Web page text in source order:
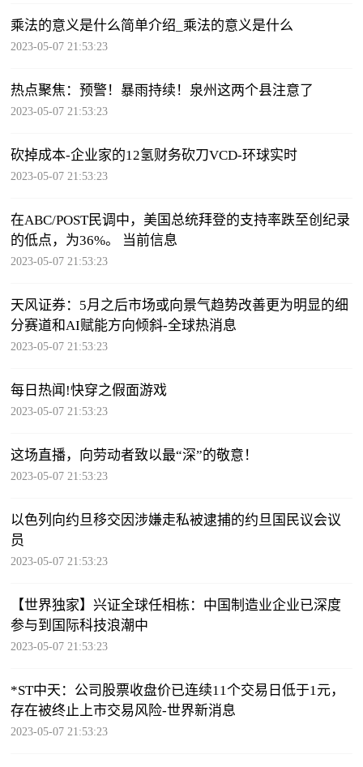
乘法的意义是什么简单介绍_乘法的意义是什么
2023-05-07 21:53:23
热点聚焦：预警！暴雨持续！泉州这两个县注意了
2023-05-07 21:53:23
砍掉成本-企业家的12氢财务砍刀VCD-环球实时
2023-05-07 21:53:23
在ABC/POST民调中，美国总统拜登的支持率跌至创纪录
的低点，为36%。 当前信息
2023-05-07 21:53:23
天风证券：5月之后市场或向景气趋势改善更为明显的细
分赛道和AI赋能方向倾斜-全球热消息
2023-05-07 21:53:23
每日热闻!快穿之假面游戏
2023-05-07 21:53:23
这场直播，向劳动者致以最“深”的敬意！
2023-05-07 21:53:23
以色列向约旦移交因涉嫌走私被逮捕的约旦国民议会议
员
2023-05-07 21:53:23
【世界独家】兴证全球任相栋：中国制造业企业已深度
参与到国际科技浪潮中
2023-05-07 21:53:23
*ST中天：公司股票收盘价已连续11个交易日低于1元，
存在被终止上市交易风险-世界新消息
2023-05-07 21:53:23